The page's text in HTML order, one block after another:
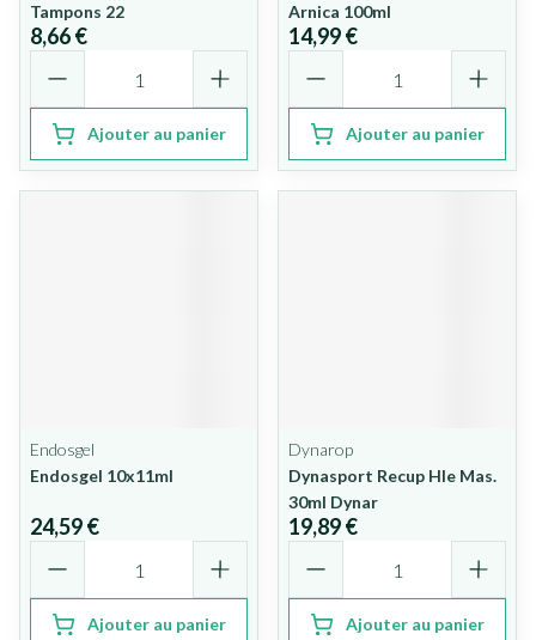
Tampons 22
8,66 €
Ajouter au panier
Arnica 100ml
14,99 €
Ajouter au panier
Endosgel
Endosgel 10x11ml
24,59 €
Ajouter au panier
Dynarop
Dynasport Recup Hle Mas.
30ml Dynar
19,89 €
Ajouter au panier